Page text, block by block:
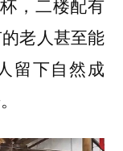
老人甚至能
留下自然成